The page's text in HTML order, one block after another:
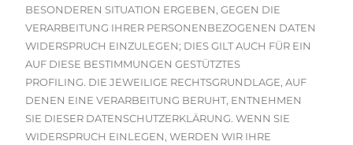
BESONDEREN SITUATION ERGEBEN, GEGEN DIE
VERARBEITUNG IHRER PERSONENBEZOGENEN DATEN
WIDERSPRUCH EINZULEGEN; DIES GILT AUCH FÜR EIN
AUF DIESE BESTIMMUNGEN GESTÜTZTES
PROFILING. DIE JEWEILIGE RECHTSGRUNDLAGE, AUF
DENEN EINE VERARBEITUNG BERUHT, ENTNEHMEN
SIE DIESER DATENSCHUTZERKLÄRUNG. WENN SIE
WIDERSPRUCH EINLEGEN, WERDEN WIR IHRE